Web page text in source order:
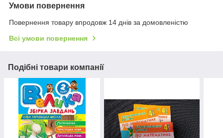
Умови повернення
Повернення товару впродовж 14 днів за домовленістю
Всі умови повернення
Подібні товари компанії